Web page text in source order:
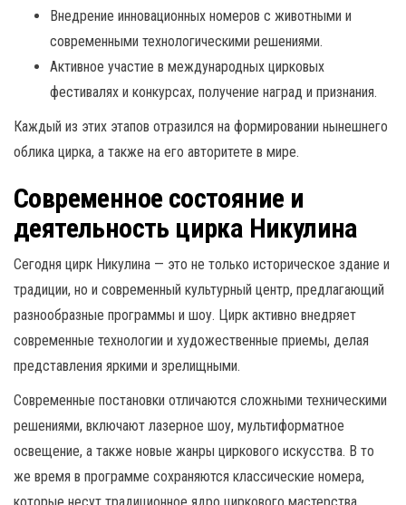
Внедрение инновационных номеров с животными и
современными технологическими решениями.
Активное участие в международных цирковых
фестивалях и конкурсах, получение наград и признания.
Каждый из этих этапов отразился на формировании нынешнего
облика цирка, а также на его авторитете в мире.
Современное состояние и
деятельность цирка Никулина
Сегодня цирк Никулина — это не только историческое здание и
традиции, но и современный культурный центр, предлагающий
разнообразные программы и шоу. Цирк активно внедряет
современные технологии и художественные приемы, делая
представления яркими и зрелищными.
Современные постановки отличаются сложными техническими
решениями, включают лазерное шоу, мультиформатное
освещение, а также новые жанры циркового искусства. В то
же время в программе сохраняются классические номера,